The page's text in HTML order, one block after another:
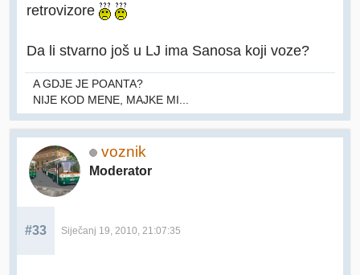
retrovizore
Da li stvarno još u LJ ima Sanosa koji voze?
A GDJE JE POANTA?
NIJE KOD MENE, MAJKE MI...
voznik
Moderator
#33 Siječanj 19, 2010, 21:07:35